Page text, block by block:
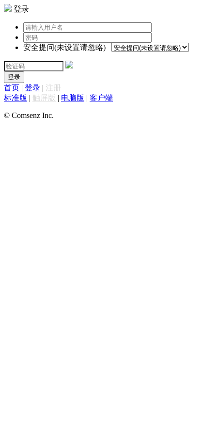
登录
安全提问(未设置请忽略)
登录
首页 | 登录 | 注册
标准版 | 触屏版 | 电脑版 | 客户端
© Comsenz Inc.